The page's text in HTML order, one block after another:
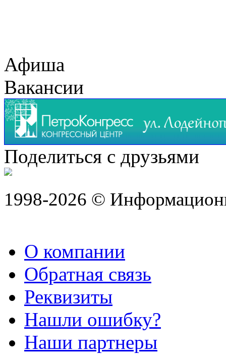
Афиша
Вакансии
Поделиться с друзьями
1998-2026 ©
О компании
Обратная связь
Реквизиты
Нашли ошибку?
Наши партнеры